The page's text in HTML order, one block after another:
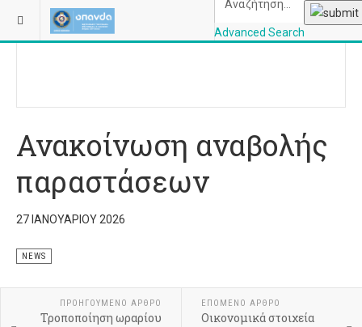
Advanced Search
ΒΡΊΣΚΕΣΤΕ ΕΔΏ: ΑΡΧΙΚΉ
Ανακοίνωση αναβολής
παραστάσεων
27 ΙΑΝΟΥΑΡΊΟΥ 2026
NEWS
ΠΡΟΗΓΟΎΜΕΝΟ ΆΡΘΡΟ
Τροποποίηση ωραρίου
ΕΠΌΜΕΝΟ ΆΡΘΡΟ
Οικονομικά στοιχεία